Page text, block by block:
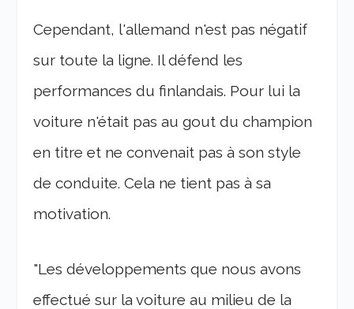
Cependant, l'allemand n'est pas négatif
sur toute la ligne. Il défend les
performances du finlandais. Pour lui la
voiture n'était pas au gout du champion
en titre et ne convenait pas à son style
de conduite. Cela ne tient pas à sa
motivation.
"Les développements que nous avons
effectué sur la voiture au milieu de la